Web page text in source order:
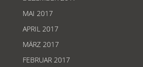
MAI 2017
APRIL 2017
MÄRZ 2017
FEBRUAR 2017